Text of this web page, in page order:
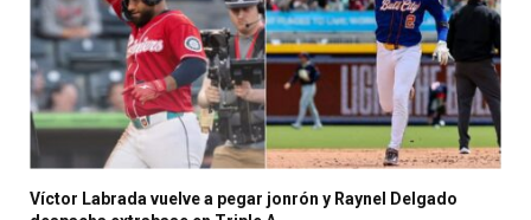
Víctor Labrada vuelve a pegar jonrón y Raynel Delgado